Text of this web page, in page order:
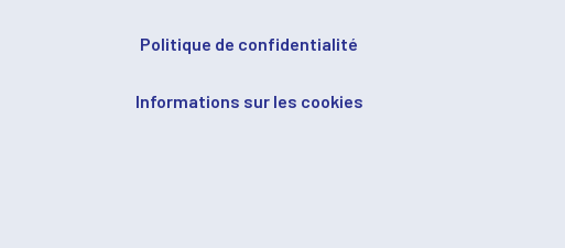
Politique de confidentialité
Informations sur les cookies